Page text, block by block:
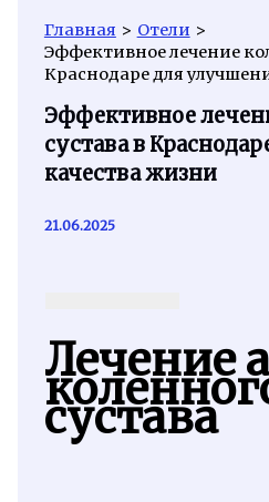
Главная
Отели
Эффективное лечение
Краснодаре для
Эффективное
сустава в
качества жизни
21.06.2025
Лечение
сустава